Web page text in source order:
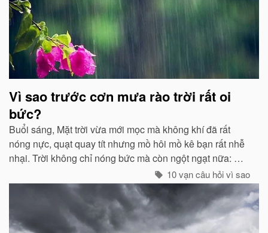
Vì sao trước cơn mưa rào trời rất oi
bức?
Buổi sáng, Mặt trời vừa mới mọc mà không khí đã rất
nóng nực, quạt quay tít nhưng mồ hôi mồ kê bạn rất nhễ
nhại. Trời không chỉ nóng bức mà còn ngột ngạt nữa: Đó
chính là dấu hiệu bắt đẩu của một cơn mưa rào...
10 vạn câu hỏi vì sao